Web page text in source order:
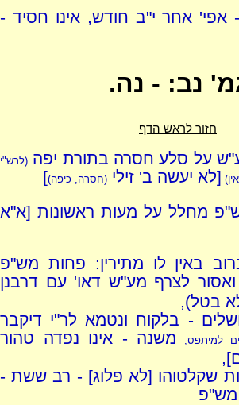
אחר י"ב חודש, אינו חסיד -
נב: - נה.
חזור לראש הדף
על סלע חסרה בתורת יפה (לרש"י
[לא יעשה ב' זילי(חסרה, כיפה)]
מחלל על מעות ראשונות [א"א
באין לו מתירין: פחות מש"פ
ואסור לצרף מע"ש דאו' עם דרבנן
בטל),
- בלקוח ונטמא לר"י דיקבר
למיתפס, משנה - אינו נפדה טהור
שקלטוהו [לא פלוג] - רב ששת -
מש"פ